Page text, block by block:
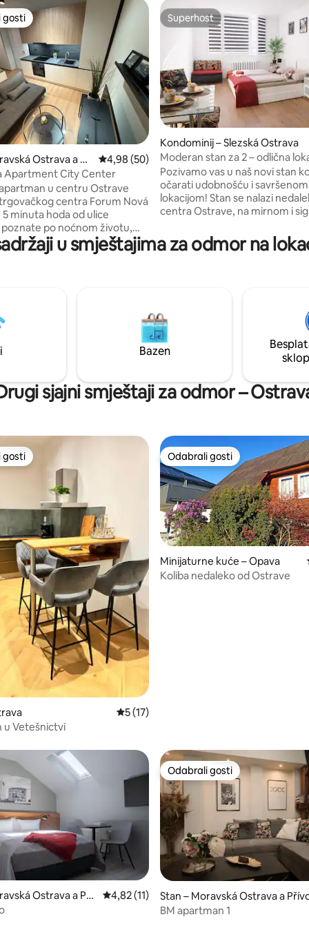
recenzija: 26
gosti
gosti
Ostrava a Pří
Prosječna ocjena: 4,98/5, recenzija: 50
4,98 (50)
Apartment City Center
u centru Ostrave
centra Forum Nová
poznate po noćnom životu,
• 5 minuta od
stanice Ostrava-Stodolní, što
s kompletnim priborom, brzi
kupaonicu. Savršeno
istraživanje grada ili poslovno
Superhost
Superhost
Kondominij – Slezská Ostrava
Moderan stan za 2 – odlična
udobnost
Pozivamo vas u naš novi stan
očarati udobnošću i savršenom
lokacijom! Stan se nalazi
centra Ostrave, na mirnom i
se nalazi park, rijeka, zoološki
(oko 6 minuta vožnje
nalazi na 1. katu s dizalom, u
čeka obnovu – ali sam stan je
obnovljen i moderno
u smještajima za odmor na
Bazen
sjajni smještaji za odmor –
5, recenzija: 3
gosti
gosti
Prosječna ocjena: 5/5, recenzija: 17
5 (17)
u Vetešnictví
Odabrali gosti
Odabrali gosti
Minijaturne kuće – Opava
Koliba nedaleko od Ostrave
5, recenzija: 6
Ostrava a Pří
Prosječna ocjena: 4,82/5, recenzija: 11
4,82 (11)
Odabrali gosti
Odabrali gosti
Stan – Moravská Ostrava a
BM apartman 1